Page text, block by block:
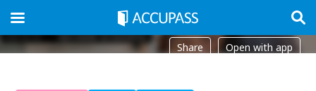
Share Open with app